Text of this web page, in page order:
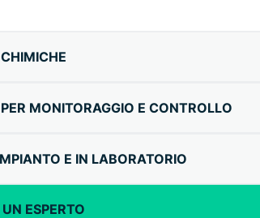
MONITORAGGIO E CONTROLLO
E IN LABORATORIO
ESPERTO